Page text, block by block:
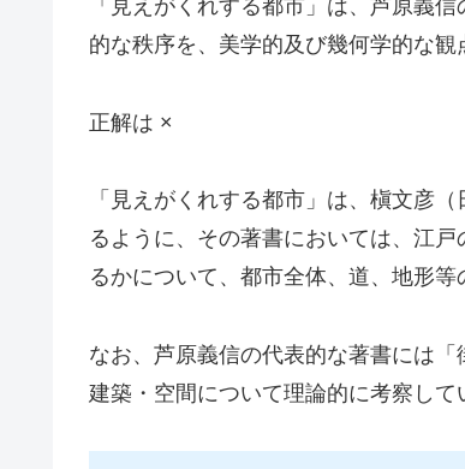
「見えがくれする都市」は、芦原義
的な秩序を、美学的及び幾何学的な観
正解は ×
「見えがくれする都市」は、槇文彦
るように、その著書においては、江
るかについて、都市全体、道、地形等
なお、芦原義信の代表的な著書には
建築・空間について理論的に考察して